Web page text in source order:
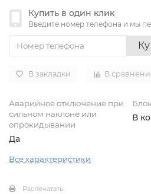
Купить в один клик
Введите номер телефона и мы
В закладки В
Аварийное отключение при
сильном наклоне или
опрокидывании
Да
В
Все характеристики
Распечатать